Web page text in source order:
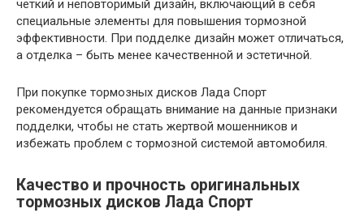
четкий и неповторимый дизайн, включающий в себя
специальные элементы для повышения тормозной
эффективности. При подделке дизайн может отличаться,
а отделка – быть менее качественной и эстетичной.
При покупке тормозных дисков Лада Спорт
рекомендуется обращать внимание на данные признаки
подделки, чтобы не стать жертвой мошенников и
избежать проблем с тормозной системой автомобиля.
Качество и прочность оригинальных
тормозных дисков Лада Спорт